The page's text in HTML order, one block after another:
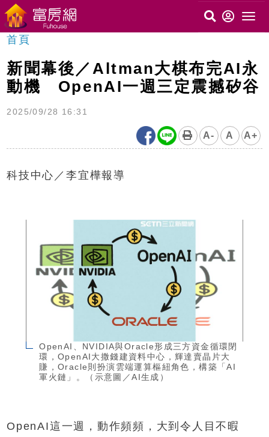
首頁
新聞幕後／Altman大棋布完AI永
動機 OpenAI一週三定震撼矽谷
2025/09/28 16:31
A- A A+
科技中心／李宜樺報導
OpenAI、NVIDIA與Oracle形成三方資金循環閉
環，OpenAI大撒錢建資料中心，輝達賣晶片大
賺，Oracle則扮演雲端運算樞紐角色，構築「AI
軍火鏈」。（示意圖／AI生成）
OpenAI這一週，動作頻頻，大到令人目不暇